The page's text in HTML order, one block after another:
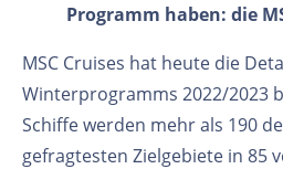
Programm haben: die
MSC Cruises hat heute die
Winterprogramms 2022/2023
Schiffe werden mehr als 190
gefragtesten Zielgebiete in 85